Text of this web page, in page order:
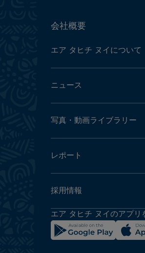
ATN:
menu
会社概要
エア タヒチ ヌイについて
ニュース
写真・動画ライブラリー
レポート
採用情報
エア タヒチ ヌイのアプリ